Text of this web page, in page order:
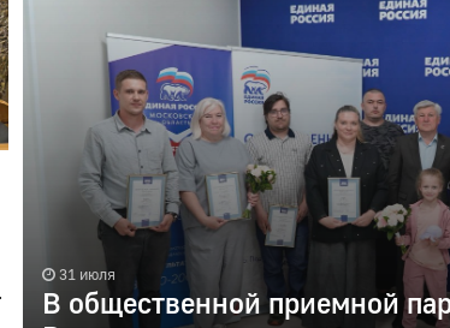
31 июля
В общественной приемной